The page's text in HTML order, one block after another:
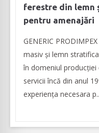
ferestre din lemn
pentru amenajări
GENERIC
masiv şi lemn
în domeniul
servicii încă din anul
experiența necesara